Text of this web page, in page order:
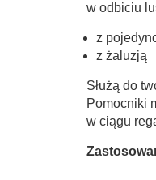
w odbiciu
z
z żaluzją
Służą do
Pomocniki
w ciągu